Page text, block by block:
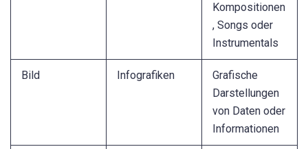
Kompositionen
, Songs oder
Instrumentals
Bild Infografiken
Grafische
Darstellungen
von Daten oder
Informationen